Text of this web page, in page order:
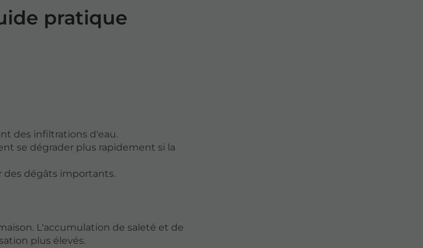
pratique
des infiltrations d'eau.
se dégrader plus rapidement si la
des dégâts importants.
L'accumulation de saleté et de
plus élevés.